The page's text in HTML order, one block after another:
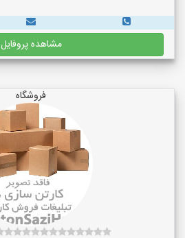
مشاهده پروفایل
فروشگاه